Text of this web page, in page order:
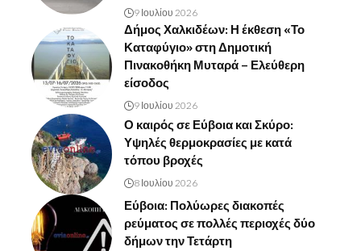
9 Ιουλίου 2026
Δήμος Χαλκιδέων: Η έκθεση «Το
Καταφύγιο» στη Δημοτική
Πινακοθήκη Μυταρά – Ελεύθερη
είσοδος
9 Ιουλίου 2026
Ο καιρός σε Εύβοια και Σκύρο:
Υψηλές θερμοκρασίες με κατά
τόπου βροχές
8 Ιουλίου 2026
Εύβοια: Πολύωρες διακοπές
ρεύματος σε πολλές περιοχές δύο
δήμων την Τετάρτη